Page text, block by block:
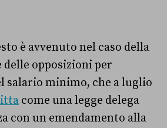
è avvenuto nel caso della
delle opposizioni per
salario minimo, che a luglio
come una legge delega
con un emendamento alla